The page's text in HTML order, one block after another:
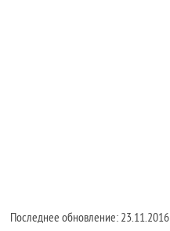
Последнее обновление: 23.11.2016